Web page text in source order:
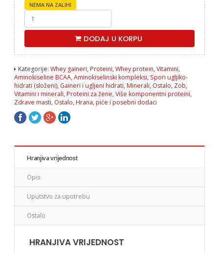
NEMA NA ZALIHI
Protein
Porridge
1000
-
GymBeam
količina
DODAJ U KORPU
Kategorije:Whey gaineri,Proteini,Whey protein,Vitamini,
Aminokiseline BCAA,Aminokiselinski kompleksi, Spori ugljiko-
hidrati (složeni), Gaineri i ugljeni hidrati,Minerali, Ostalo, Zob,
Vitamini i minerali,Proteini za žene,Više komponentni proteini,
Zdrave masti, Ostalo,Hrana, piće i posebni dodaci
Hranjiva vrijednost
Opis
Uputstvo za upotrebu
Ostalo
HRANJIVA VRIJEDNOST